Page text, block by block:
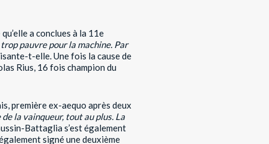
a conclues à la 11e
pauvre pour la machine. Par
t-elle. Une fois la cause de
Rius, 16 fois champion du
première ex-aequo après deux
la vainqueur, tout au plus. La
Battaglia s’est également
signé une deuxième